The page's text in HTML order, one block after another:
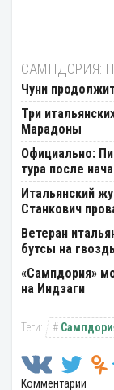
САМПДОРИЯ:
Чуни
Три
Марадоны
Официально:
тура после
Итальянский
Станкович
Ветеран
бутсы на
«Сампдория»
на Индзаги
Комментарии